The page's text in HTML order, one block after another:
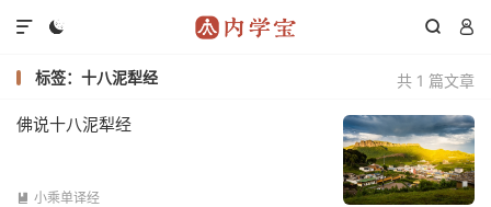
  

共 1 篇文章
标签：十八泥犁经
佛说十八泥犁经
 小乘单译经